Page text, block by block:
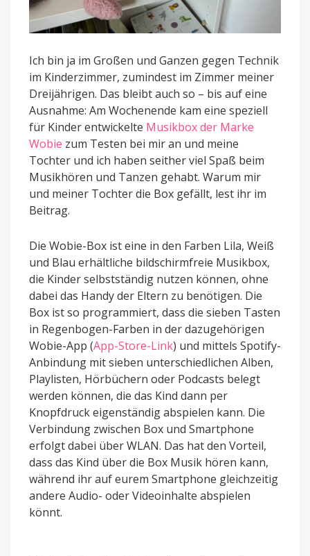
Ich bin ja im Großen und Ganzen gegen Technik
im Kinderzimmer, zumindest im Zimmer meiner
Dreijährigen. Das bleibt auch so – bis auf eine
Ausnahme: Am Wochenende kam eine speziell
für Kinder entwickelte Musikbox der Marke
Wobie zum Testen bei mir an und meine
Tochter und ich haben seither viel Spaß beim
Musikhören und Tanzen gehabt. Warum mir
und meiner Tochter die Box gefällt, lest ihr im
Beitrag.
Die Wobie-Box ist eine in den Farben Lila, Weiß
und Blau erhältliche bildschirmfreie Musikbox,
die Kinder selbstständig nutzen können, ohne
dabei das Handy der Eltern zu benötigen. Die
Box ist so programmiert, dass die sieben Tasten
in Regenbogen-Farben in der dazugehörigen
Wobie-App (App-Store-Link) und mittels Spotify-
Anbindung mit sieben unterschiedlichen Alben,
Playlisten, Hörbüchern oder Podcasts belegt
werden können, die das Kind dann per
Knopfdruck eigenständig abspielen kann. Die
Verbindung zwischen Box und Smartphone
erfolgt dabei über WLAN. Das hat den Vorteil,
dass das Kind über die Box Musik hören kann,
während ihr auf eurem Smartphone gleichzeitig
andere Audio- oder Videoinhalte abspielen
könnt.